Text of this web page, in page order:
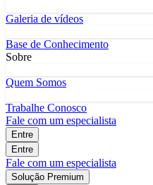
Galeria de vídeos
Base de Conhecimento
Sobre
Quem Somos
Trabalhe Conosco
Fale com um especialista
Entre
Entre
Fale com um especialista
Solução Premium